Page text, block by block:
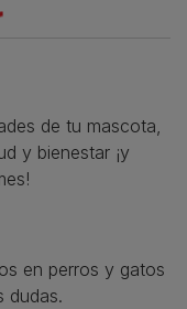
de tu mascota,
y bienestar ¡y
en perros y gatos
dudas.​